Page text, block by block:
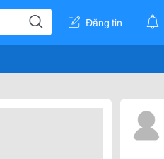
Đăng tin